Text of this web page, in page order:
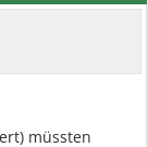
müssten